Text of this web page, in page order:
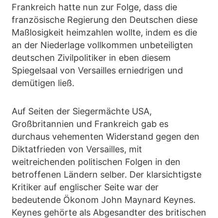
Frankreich hatte nun zur Folge, dass die
französische Regierung den Deutschen diese
Maßlosigkeit heimzahlen wollte, indem es die
an der Niederlage vollkommen unbeteiligten
deutschen Zivilpolitiker in eben diesem
Spiegelsaal von Versailles erniedrigen und
demütigen ließ.
Auf Seiten der Siegermächte USA,
Großbritannien und Frankreich gab es
durchaus vehementen Widerstand gegen den
Diktatfrieden von Versailles, mit
weitreichenden politischen Folgen in den
betroffenen Ländern selber. Der klarsichtigste
Kritiker auf englischer Seite war der
bedeutende Ökonom John Maynard Keynes.
Keynes gehörte als Abgesandter des britischen